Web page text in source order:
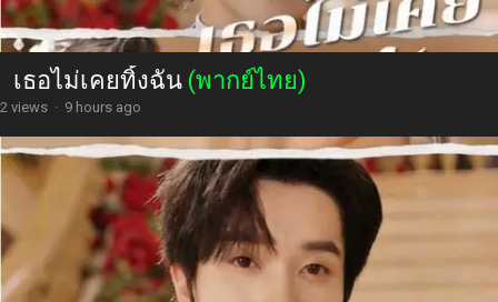
เธอไม่เคยทิ้งฉัน (พากย์ไทย)
2 views · 9 hours ago